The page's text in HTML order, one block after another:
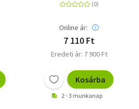
Online ár:
7 110 Ft
Eredeti ár: 7 900 Ft
Kosárba
2 - 3 munkanap